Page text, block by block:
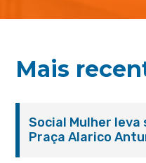
Mais
Social Mulher
Praça Alarico